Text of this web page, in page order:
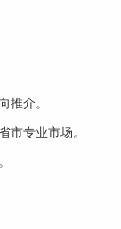
推介。
市专业市场。